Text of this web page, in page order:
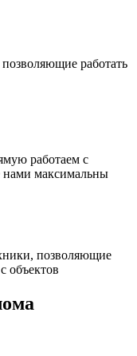
работать
работаем с
нами максимальны
позволяющие
объектов